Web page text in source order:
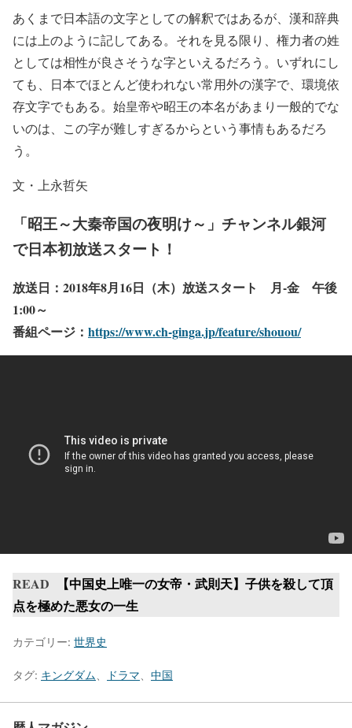
あくまで日本語の文字としての解釈ではあるが、漢和辞典
には上のように記してある。それを見る限り、権力者の姓
としては相性が良さそうな字といえるだろう。いずれにし
ても、日本でほとんど使われない常用外の漢字で、環境依
存文字でもある。始皇帝や昭王の本名があまり一般的でな
いのは、この字が難しすぎるからという事情もあるだろ
う。
文・上永哲矢
「昭王～大秦帝国の夜明け～」チャンネル銀河
で日本初放送スタート！
放送日：2018年8月16日（木）放送スタート 月-金 午後
1:00～
番組ページ： https://www.ch-ginga.jp/feature/shouou/
READ
【中国史上唯一の女帝・武則天】子供を殺して頂
点を極めた悪女の一生
カテゴリー: 世界史
タグ: キングダム ドラマ 中国